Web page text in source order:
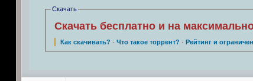
Скачать
Скачать бесплатно и на
Как скачивать? ·Что такое торрент? ·Рейтинг и